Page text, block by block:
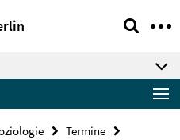
Termine